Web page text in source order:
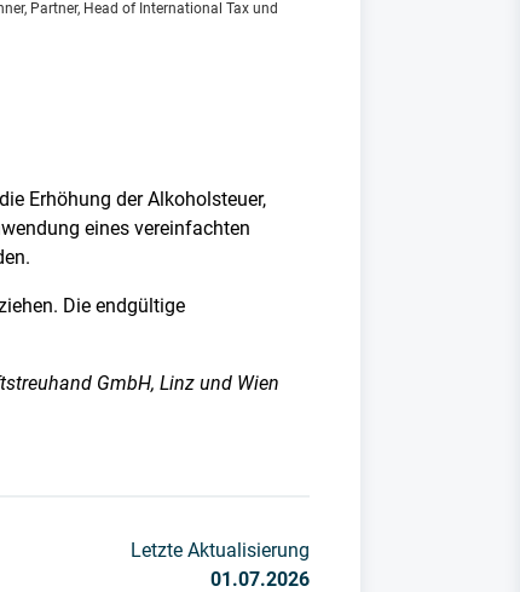
Partner, Head of International Tax und
Erhöhung der Alkoholsteuer,
eines vereinfachten
Die endgültige
GmbH, Linz und Wien
Letzte Aktualisierung
01.07.2026